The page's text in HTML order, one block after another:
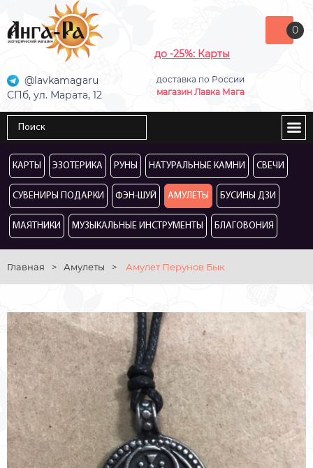
до -25%: Карты
доставка по России
магазин Лавка Мага
@lavkamagaru
СПб, ул. Марата, 12
0
КАРТЫ ЭЗОТЕРИКА РУНЫ НАТУРАЛЬНЫЕ КАМНИ СВЕЧИ
СУВЕНИРЫ ПОДАРКИ ФЭН-ШУЙ АМУЛЕТЫ БУСИНЫ ДЗИ
МАЯТНИКИ МУЗЫКАЛЬНЫЕ ИНСТРУМЕНТЫ БЛАГОВОНИЯ
Главная > Амулеты > Амулет Перунов Бык